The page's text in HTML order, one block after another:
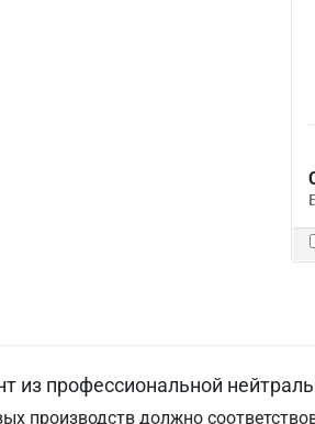
профессиональной
производств должно